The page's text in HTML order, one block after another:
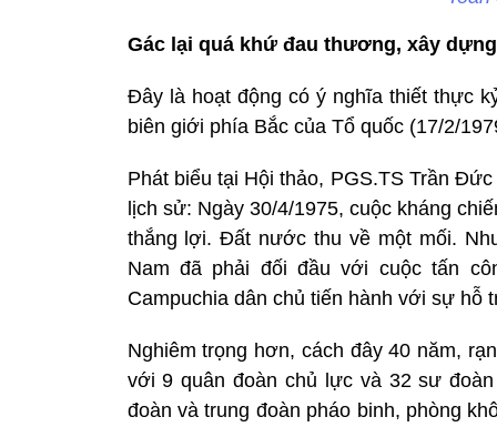
Gác lại quá khứ đau thương, xây
Đây là hoạt động có ý nghĩa thiết thực
biên giới phía Bắc của Tổ quốc (17/2/
Phát biểu tại Hội thảo, PGS.TS Trần
lịch sử: Ngày 30/4/1975, cuộc kháng
thắng lợi. Đất nước thu về một mối.
Nam đã phải đối đầu với cuộc tấn
Campuchia dân chủ tiến hành với sự hỗ
Nghiêm trọng hơn, cách đây 40 năm,
với 9 quân đoàn chủ lực và 32 sư
đoàn và trung đoàn pháo binh, phòng